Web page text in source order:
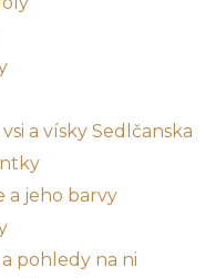
vsi a vísky Sedlčanska
a jeho barvy
pohledy na ni